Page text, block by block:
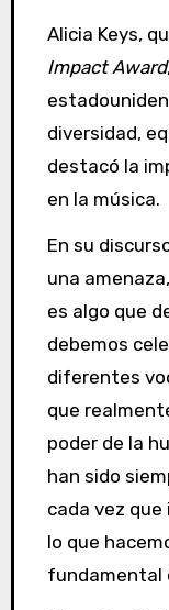
Alicia Keys,
Impact Award
diversidad,
destacó la
en la música.
En su
una
es algo que
debemos
diferentes
que
poder de la
han sido
cada vez
lo que
fundamental